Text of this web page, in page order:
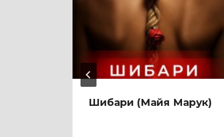
Шибари (Майя Марук)